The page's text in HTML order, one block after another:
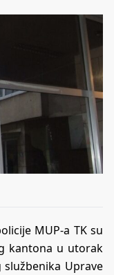
MUP-a TK su
kantona u utorak
Uprave